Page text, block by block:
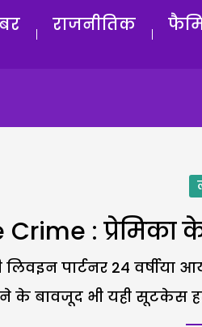
राजनीतिक
Crime :
पार्टनर 24
के बावजूद भी यही सूटकेस